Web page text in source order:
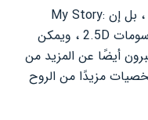
ليست مجرد صور ثنائية الأبعاد عادية ، بل إن My Story:
Choose Your Own Path تستخدم رسومات 2.5D ، ويمكن
أيضًا عن المزيد من
مزيدًا من الروح